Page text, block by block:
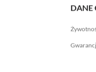
DANE